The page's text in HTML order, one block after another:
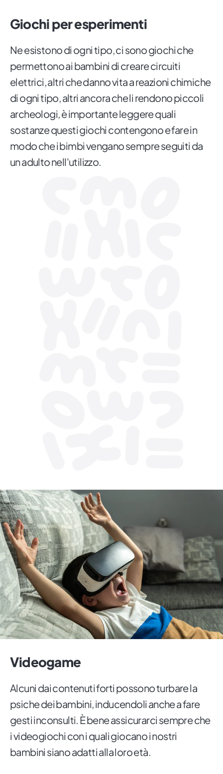
Giochi per esperimenti
Ne esistono di ogni tipo, ci sono giochi che
permettono ai bambini di creare circuiti
elettrici, altri che danno vita a reazioni chimiche
di ogni tipo, altri ancora che li rendono piccoli
archeologi, è importante leggere quali
sostanze questi giochi contengono e fare in
modo che i bimbi vengano sempre seguiti da
un adulto nell'utilizzo.
Videogame
Alcuni dai contenuti forti possono turbare la
psiche dei bambini, inducendoli anche a fare
gesti inconsulti. È bene assicurarci sempre che
i videogiochi con i quali giocano i nostri
bambini siano adatti alla loro età.